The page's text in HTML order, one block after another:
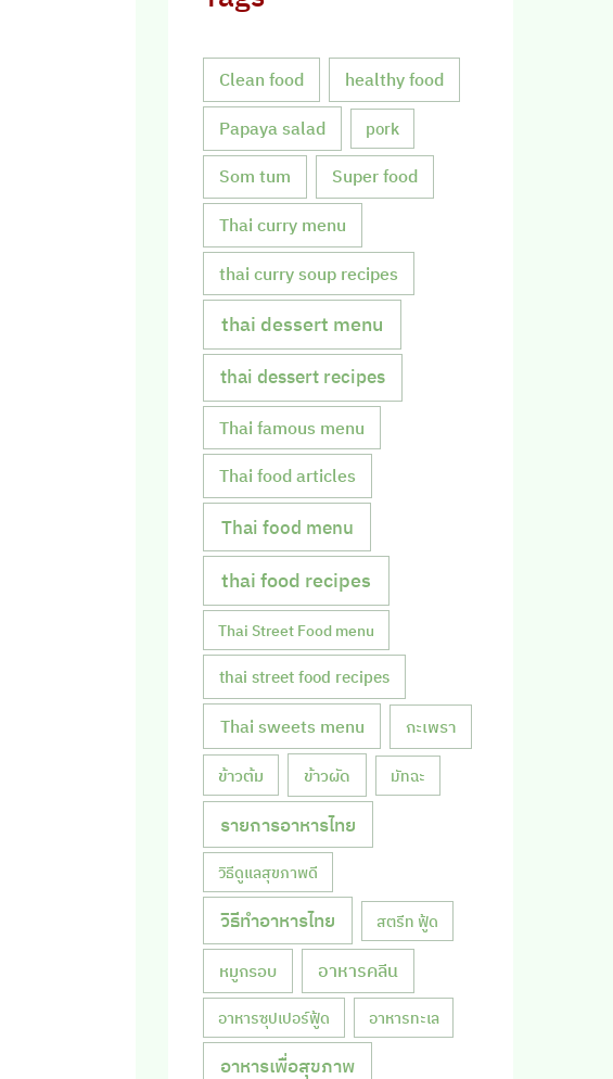
Clean food healthy food
Papaya salad pork
Som tum Super food
Thai curry menu
thai curry soup recipes
thai dessert menu
thai dessert recipes
Thai famous menu
Thai food articles
Thai food menu
thai food recipes
Thai Street Food menu
thai street food recipes
Thai sweets menu กะเพรา
ข้าวต้ม ข้าวผัด มัทฉะ
รายการอาหารไทย
วิธีดูแลสุขภาพดี
วิธีทำอาหารไทย สตรีท ฟู้ด
หมูกรอบ อาหารคลีน
อาหารซุปเปอร์ฟู้ด อาหารทะเล
อาหารเพื่อสุขภาพ